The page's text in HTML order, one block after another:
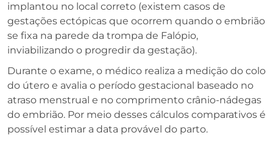
implantou no local correto (existem casos de
gestações ectópicas que ocorrem quando o embrião
se fixa na parede da trompa de Falópio,
inviabilizando o progredir da gestação).
Durante o exame, o médico realiza a medição do colo
do útero e avalia o período gestacional baseado no
atraso menstrual e no comprimento crânio-nádegas
do embrião. Por meio desses cálculos comparativos é
possível estimar a data provável do parto.